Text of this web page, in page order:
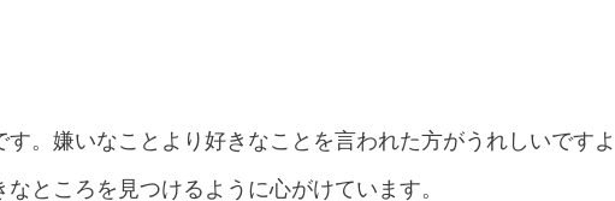
。嫌いなことより好きなことを言われた方がうれしいですよ
ところを見つけるように心がけています。